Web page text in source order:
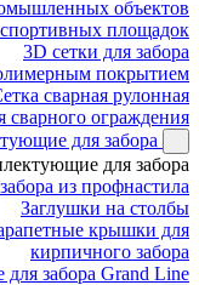
объектов
площадок
3D сетки для забора
покрытием
сварная рулонная
сварного ограждения
для забора
для забора
из профнастила
Заглушки на столбы
крышки для
кирпичного забора
забора Grand Line